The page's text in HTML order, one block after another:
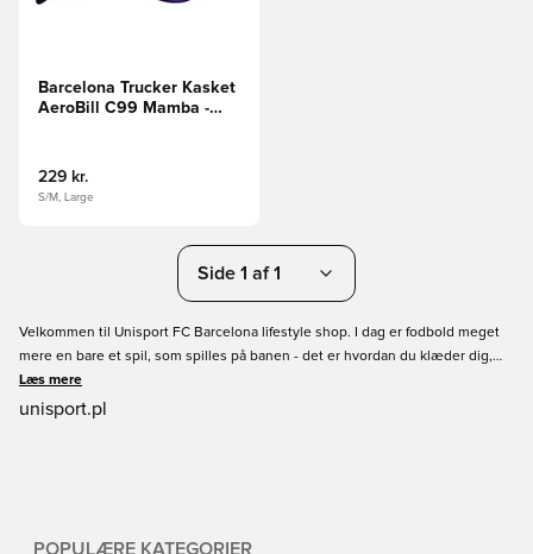
Barcelona Trucker Kasket
AeroBill C99 Mamba -
229 kr.
S/M, Large
Side 1 af 1
Velkommen til Unisport FC Barcelona lifestyle shop. I dag er fodbold meget
mere en bare et spil, som spilles på banen - det er hvordan du klæder dig,
hvordan du snakker, hvordan du tænker - med andre ord, det er en livsstil!
Tag din kærlighed til dit favorithold til gaden, og iklæd dig dine nye FC
Læs mere
unisport.pl
POPULÆRE KATEGORIER